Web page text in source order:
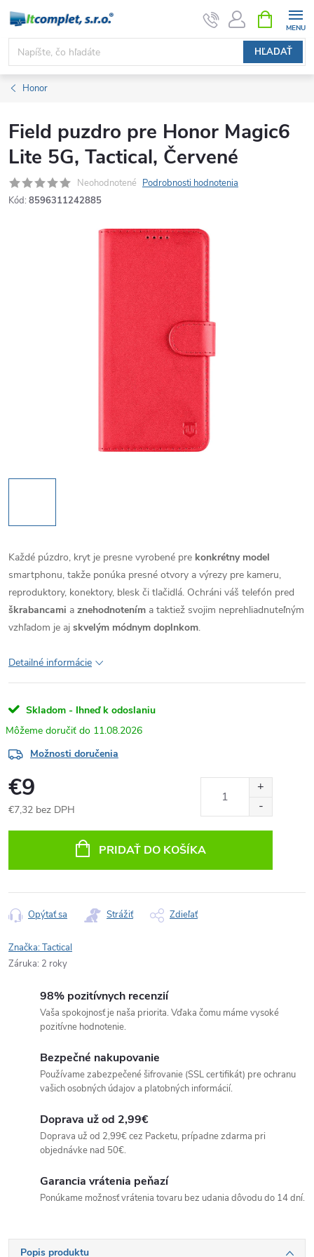
Prejsť
obsah
HĽADAŤ
KOŠÍK
Honor
Field puzdro pre Honor Magic6
Lite 5G, Tactical, Červené
Neohodnotené Podrobnosti hodnotenia
Kód: 8596311242885
Každé púzdro, kryt je presne vyrobené pre konkrétny model
smartphonu, takže ponúka presné otvory a výrezy pre kameru,
reproduktory, konektory, blesk či tlačidlá. Ochráni váš telefón pred
škrabancami a znehodnotením a taktiež svojim neprehliadnuteľným
vzhľadom je aj skvelým módnym doplnkom.
Detailné informácie
Skladom - Ihneď k odoslaniu
11.08.2026
Možnosti doručenia
€9
€7,32 bez DPH
PRIDAŤ DO KOŠÍKA
Opýtať sa Strážiť Zdieľať
Značka:Tactical
Záruka: 2 roky
98% pozitívnych recenzií
Vaša spokojnosť je naša priorita. Vďaka čomu máme vysoké
pozitívne hodnotenie.
Bezpečné nakupovanie
Používame zabezpečené šifrovanie (SSL certifikát) pre ochranu
vašich osobných údajov a platobných informácií.
Doprava už od 2,99€
Doprava už od 2,99€ cez Packetu, prípadne zdarma pri
objednávke nad 50€.
Garancia vrátenia peňazí
Ponúkame možnosť vrátenia tovaru bez udania dôvodu do 14 dní.
Popis produktu